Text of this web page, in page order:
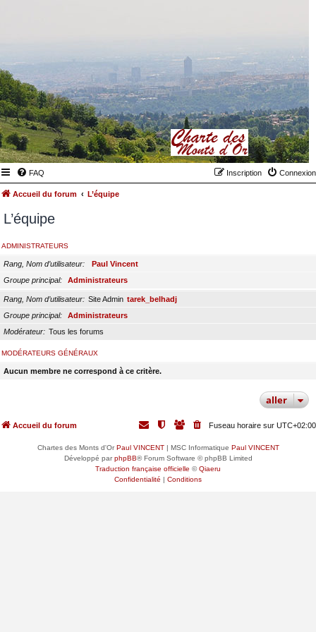
FAQ Connexion
Inscription
Accueil du forum L’équipe
L’équipe
ADMINISTRATEURS
Rang, Nom d’utilisateur
Paul Vincent
Groupe principal
Administrateurs
Rang, Nom d’utilisateur Site Admin tarek_belhadj
Groupe principal
Administrateurs
Modérateur
Tous les forums
MODÉRATEURS GÉNÉRAUX
Aucun membre ne correspond à ce critère.
aller
Accueil du forum Fuseau horaire sur UTC+02:00
Chartes des Monts d'OrPaul VINCENT| MSC Informatique Paul VINCENT
Développé parphpBB® Forum Software © phpBB Limited
Traduction française officielle ©Qiaeru
Confidentialité | Conditions